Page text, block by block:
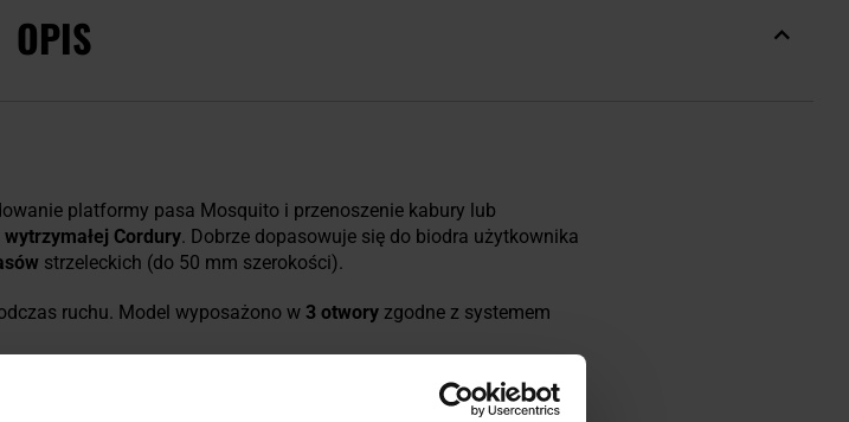
OPIS
platformy pasa Mosquito i przenoszenie kabury lub
wytrzymałej Cordury. Dobrze dopasowuje się do biodra użytkownika
strzeleckich (do 50 mm szerokości).
ruchu. Model wyposażono w 3 otwory zgodne z systemem